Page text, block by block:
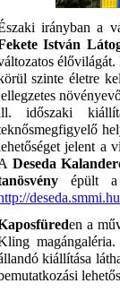
irányban a
István
szinte életre
időszaki
jelent a
Deseda
épült a
en a
kiállítása